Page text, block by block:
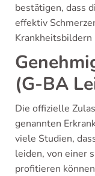
bestätigen, dass
effektiv
(G-BA
Die offizielle
genannten
viele Studien,
leiden, von einer
profitieren